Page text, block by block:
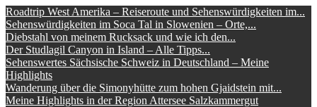
Roadtrip West Amerika – Reiseroute und Sehenswürdigkeiten im...
Sehenswürdigkeiten im Soca Tal in Slowenien – Orte,...
Diebstahl von meinem Rucksack und wie ich den...
Der Studlagil Canyon in Island – Alle Tipps...
Sehenswertes Sächsische Schweiz in Deutschland – Meine
Highlights
Wanderung über die Simonyhütte zum hohen Gjaidstein mit...
Meine Highlights in der Region Attersee Salzkammergut